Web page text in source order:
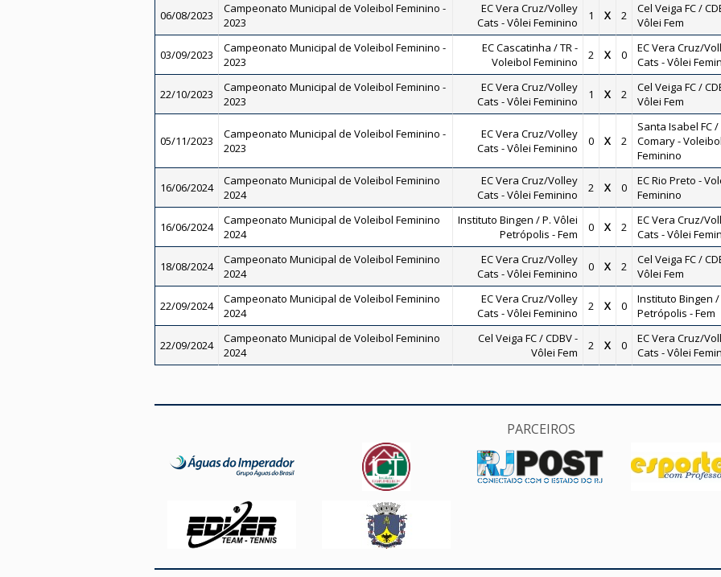
06/08/2023
Campeonato Municipal de Voleibol Feminino -
2023
EC Vera Cruz/Volley
Cats - Vôlei Feminino
1 X 2
Cel Veiga FC /
Vôlei Fem
03/09/2023
Campeonato Municipal de Voleibol Feminino -
2023
EC Cascatinha / TR -
Voleibol Feminino
2 X 0
EC Vera Cruz/
Cats - Vôlei
22/10/2023
Campeonato Municipal de Voleibol Feminino -
2023
EC Vera Cruz/Volley
Cats - Vôlei Feminino
1 X 2
Cel Veiga FC /
Vôlei Fem
05/11/2023
Campeonato Municipal de Voleibol Feminino -
2023
EC Vera Cruz/Volley
Cats - Vôlei Feminino
0 X 2
Santa Isabel FC /
Comary - Voleibol
Feminino
16/06/2024
Campeonato Municipal de Voleibol Feminino
2024
EC Vera Cruz/Volley
Cats - Vôlei Feminino
2 X 0
EC Rio Preto -
Feminino
16/06/2024
Campeonato Municipal de Voleibol Feminino
2024
Instituto Bingen / P. Vôlei
Petrópolis - Fem
0 X 2
EC Vera Cruz/
Cats - Vôlei
18/08/2024
Campeonato Municipal de Voleibol Feminino
2024
EC Vera Cruz/Volley
Cats - Vôlei Feminino
0 X 2
Cel Veiga FC /
Vôlei Fem
22/09/2024
Campeonato Municipal de Voleibol Feminino
2024
EC Vera Cruz/Volley
Cats - Vôlei Feminino
2 X 0
Instituto Bingen /
Petrópolis - Fem
22/09/2024
Campeonato Municipal de Voleibol Feminino
2024
Cel Veiga FC / CDBV -
Vôlei Fem
2 X 0
EC Vera Cruz/
Cats - Vôlei
PARCEIROS